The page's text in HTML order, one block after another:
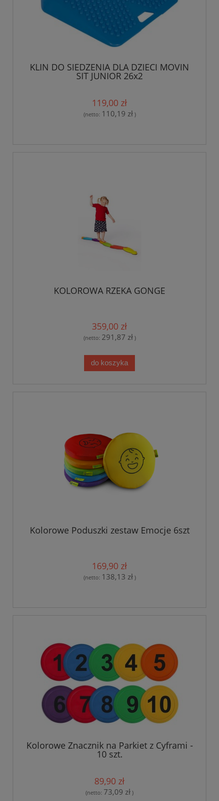
KLIN DO SIEDZENIA DLA DZIECI MOVIN
SIT JUNIOR 26x2
119,00 zł
(netto: 110,19 zł)
KOLOROWA RZEKA GONGE
359,00 zł
(netto: 291,87 zł)
do koszyka
Kolorowe Poduszki zestaw Emocje 6szt
169,90 zł
(netto: 138,13 zł)
Kolorowe Znacznik na Parkiet z Cyframi -
10 szt.
89,90 zł
(netto: 73,09 zł )